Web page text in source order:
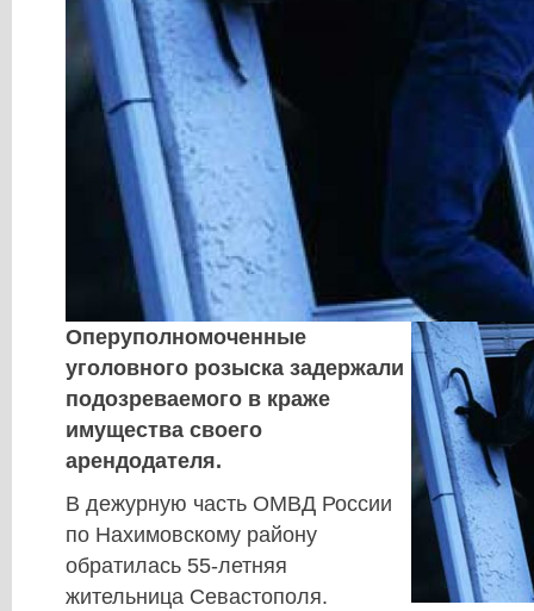
Оперуполномоченные
уголовного розыска задержали
подозреваемого в краже
имущества своего
арендодателя.
В дежурную часть ОМВД России
по Нахимовскому району
обратилась 55-летняя
жительница Севастополя.